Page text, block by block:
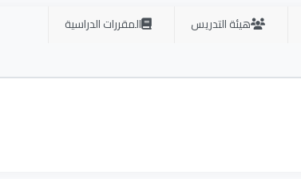
هيئة التدريس
المقررات الدراسية